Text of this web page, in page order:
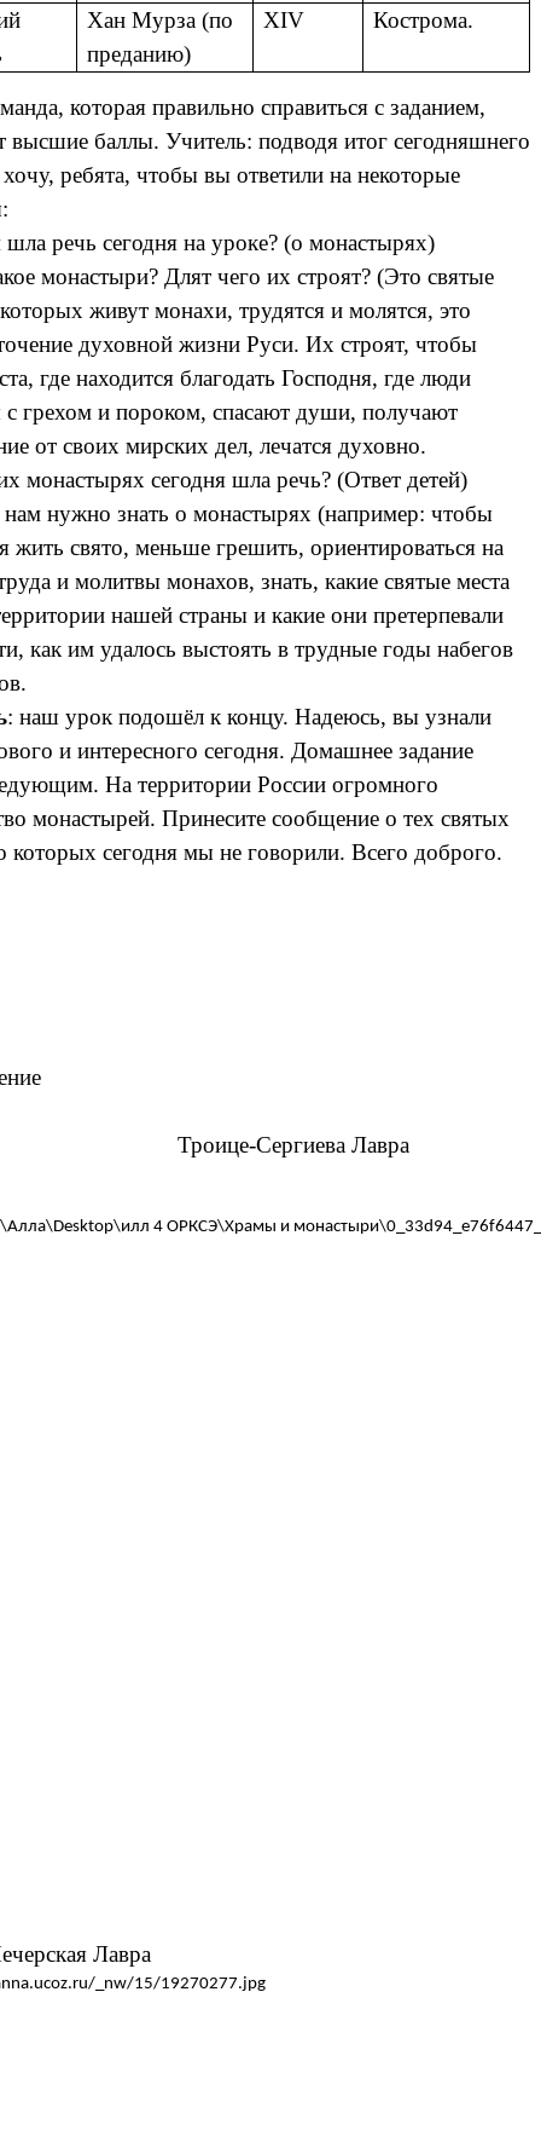
Хан Мурза (по
преданию)
XIV Кострома.
которая правильно справиться с заданием,
высшие баллы. Учитель: подводя итог сегодняшнего
ребята, чтобы вы ответили на некоторые
речь сегодня на уроке? (о монастырях)
монастыри? Длят чего их строят? (Это святые
живут монахи, трудятся и молятся, это
духовной жизни Руси. Их строят, чтобы
где находится благодать Господня, где люди
с грехом и пороком, спасают души, получают
от своих мирских дел, лечатся духовно.
монастырях сегодня шла речь? (Ответ детей)
нам нужно знать о монастырях (например: чтобы
жить свято, меньше грешить, ориентироваться на
и молитвы монахов, знать, какие святые места
нашей страны и какие они претерпевали
как им удалось выстоять в трудные годы набегов
: наш урок подошёл к концу. Надеюсь, вы узнали
и интересного сегодня. Домашнее задание
На территории России огромного
монастырей. Принесите сообщение о тех святых
которых сегодня мы не говорили. Всего доброго.
Сергиева Лавра
Лавра